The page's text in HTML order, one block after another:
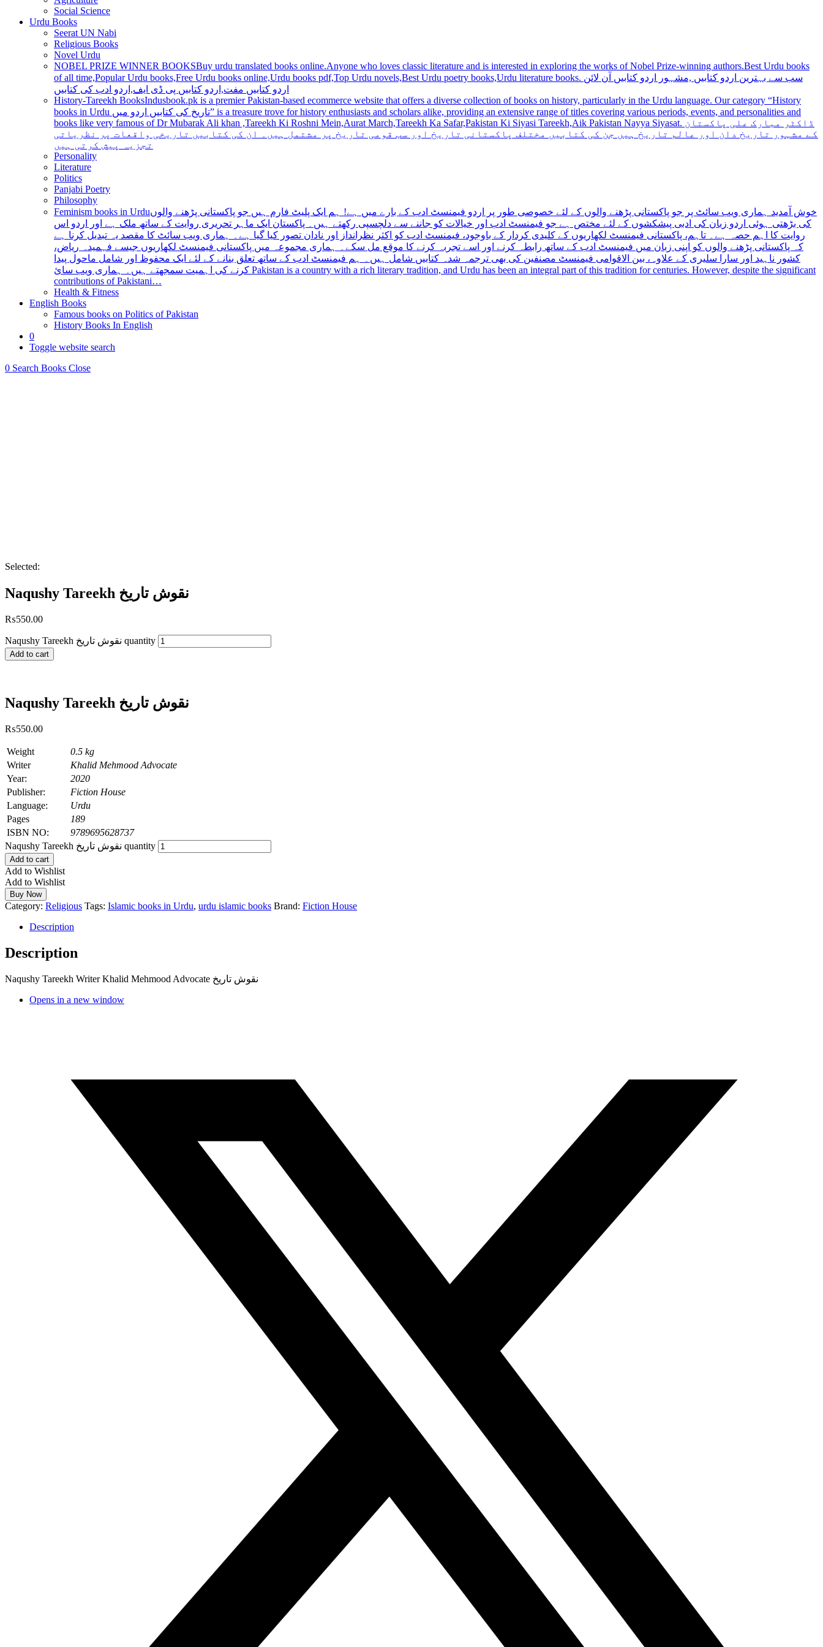
Social Science
Urdu Books
Seerat UN Nabi
Religious Books
Novel Urdu
NOBEL PRIZE WINNER BOOKSBuy urdu translated books online.Anyone who loves classic literature and is interested in exploring the works of Nobel Prize-winning authors.Best Urdu books
of all time,Popular Urdu books,Free Urdu books online,Urdu books pdf,Top Urdu novels,Best Urdu poetry books,Urdu literature books. سب سے بہترین اردو کتابیں ,مشہور اردو کتابیں آن لائن
اردو کتابیں مفت,اردو کتابیں پی ڈی ایف,اردو ادب کی کتابیں
History-Tareekh BooksIndusbook.pk is a premier Pakistan-based ecommerce website that offers a diverse collection of books on history, particularly in the Urdu language. Our category “History
books in Urdu تاریخ کی کتابیں اردو میں” is a treasure trove for history enthusiasts and scholars alike, providing an extensive range of titles covering various periods, events, and personalities and
books like very famous of Dr Mubarak Ali khan ,Tareekh Ki Roshni Mein,Aurat March,Tareekh Ka Safar,Pakistan Ki Siyasi Tareekh,Aik Pakistan Nayya Siyasat. ڈاکٹر مبارک علی پاکستان
کے مشہور تاریخ دان اور عالم تاریخ ہیں جن کی کتابیں مختلف پاکستانی تاریخ اور سب قومی تاریخ پر مشتمل ہیں۔ ان کی کتابیں تاریخی واقعات پر نظریاتی
تجزیہ پیش کرتی ہیں
Personality
Literature
Politics
Panjabi Poetry
Philosophy
Feminism books in Urduخوش آمدید ہماری ویب سائٹ پر جو پاکستانی پڑھنے والوں کے لئے خصوصی طور پر اردو فیمنسٹ ادب کے بارے میں ہے! ہم ایک پلیٹ فارم ہیں جو پاکستانی پڑھنے والوں
کی بڑھتی ہوئی اردو زبان کی ادبی پیشکشوں کے لئے مختص ہے جو فیمنسٹ ادب اور خیالات کو جاننے سے دلچسپی رکھتے ہیں۔ پاکستان ایک ماہر تحریری روایت کے ساتھ ملک ہے اور اردو اس
روایت کا اہم حصہ ہے۔ تاہم، پاکستانی فیمنسٹ لکھاریوں کے کلیدی کردار کے باوجود، فیمنسٹ ادب کو اکثر نظرانداز اور نادان تصور کیا گیا ہے۔ ہماری ویب سائٹ کا مقصد یہ تبدیل کرنا ہے
کہ پاکستانی پڑھنے والوں کو اپنی زبان میں فیمنسٹ ادب کے ساتھ رابطہ کرنے اور اسے تجربہ کرنے کا موقع مل سکے۔ ہماری مجموعہ میں پاکستانی فیمنسٹ لکھاریوں جیسے فہمیدہ ریاض،
کشور ناہید اور سارا سلیری کے علاوہ، بین الاقوامی فیمنسٹ مصنفین کی بھی ترجمہ شدہ کتابیں شامل ہیں۔ ہم فیمنسٹ ادب کے ساتھ تعلق بنانے کے لئے ایک محفوظ اور شامل ماحول پیدا
کرنے کی اہمیت سمجھتے ہیں۔ ہماری ویب سائ Pakistan is a country with a rich literary tradition, and Urdu has been an integral part of this tradition for centuries. However, despite the significant
contributions of Pakistani…
Health & Fitness
English Books
Famous books on Politics of Pakistan
History Books In English
0
Toggle website search
0 Search Books Close
Selected:
Naqushy Tareekh نقوش تاریخ
₨550.00
Naqushy Tareekh نقوش تاریخ quantity
Add to cart
Naqushy Tareekh نقوش تاریخ
₨550.00
Weight
0.5 kg
Writer
Khalid Mehmood Advocate
Year:
2020
Publisher:
Fiction House
Language:
Urdu
Pages
189
ISBN NO:
9789695628737
Naqushy Tareekh نقوش تاریخ quantity
Add to cart
Add to Wishlist
Add to Wishlist
Buy Now
Category: Religious Tags: Islamic books in Urdu, urdu islamic books Brand: Fiction House
Description
Description
Naqushy Tareekh Writer Khalid Mehmood Advocate نقوش تاریخ
Opens in a new window